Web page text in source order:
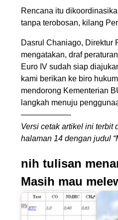
Rencana itu
tanpa terobosan, kilang
Dasrul Chaniago, Direktur
mengatakan, draf
Euro IV sudah siap
kami berikan ke biro
mendorong Kementerian
langkah menuju
——————-
Versi cetak artikel ini terbit
halaman 14 dengan judul
nih tulisan
Masih mau